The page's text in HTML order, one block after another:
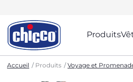
Produits
Accueil Produits Voyage et